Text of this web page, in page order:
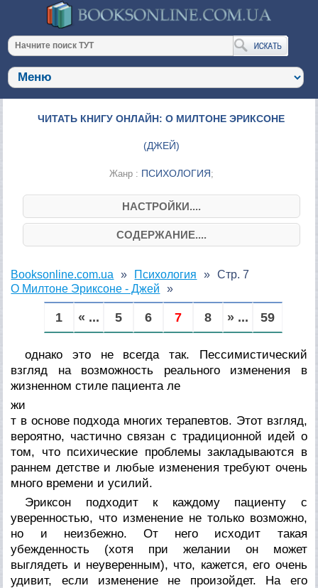
ЧИТАТЬ КНИГУ ОНЛАЙН: О МИЛТОНЕ ЭРИКСОНЕ
(ДЖЕЙ)
Жанр : ПСИХОЛОГИЯ;
НАСТРОЙКИ....
СОДЕРЖАНИЕ....
Booksonline.com.ua
Психология
О Милтоне Эриксоне - Джей
Стр. 7
1 « ... 5 6 7 8 » ... 59
однако это не всегда так. Пессимистический
взгляд на возможность реального изменения в
жизненном стиле пациента ле
жи
т в основе подхода многих те­рапевтов. Этот взгляд,
вероятно, частично связан с традицион­ной идей о
том, что психические проблемы закладываются в
раннем детстве и любые изменения требуют очень
много време­ни и усилий.
Эриксон подходит к каждому пациенту с
уверенностью, что изменение не только возможно,
но и неизбежно. От него исхо­дит такая
убежденность (хотя при желании он может
выглядеть и неуверенным), что, кажется, его очень
удивит, если изменение не произойдет. На его